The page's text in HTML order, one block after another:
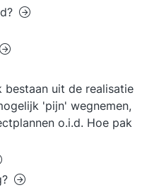
uit de realisatie
'pijn' wegnemen,
o.i.d. Hoe pak